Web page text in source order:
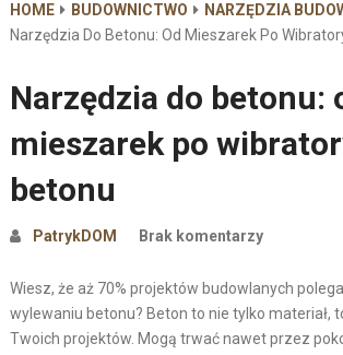
HOME BUDOWNICTWO
NARZĘDZIA
Narzędzia Do Betonu: Od Mieszarek Po
Narzędzia do betonu:
mieszarek po
betonu
PatrykDOM Brak komentarzy
Wiesz, że aż 70% projektów budowlanych
wylewaniu betonu? Beton to nie tylko materiał,
Twoich projektów. Mogą trwać nawet przez